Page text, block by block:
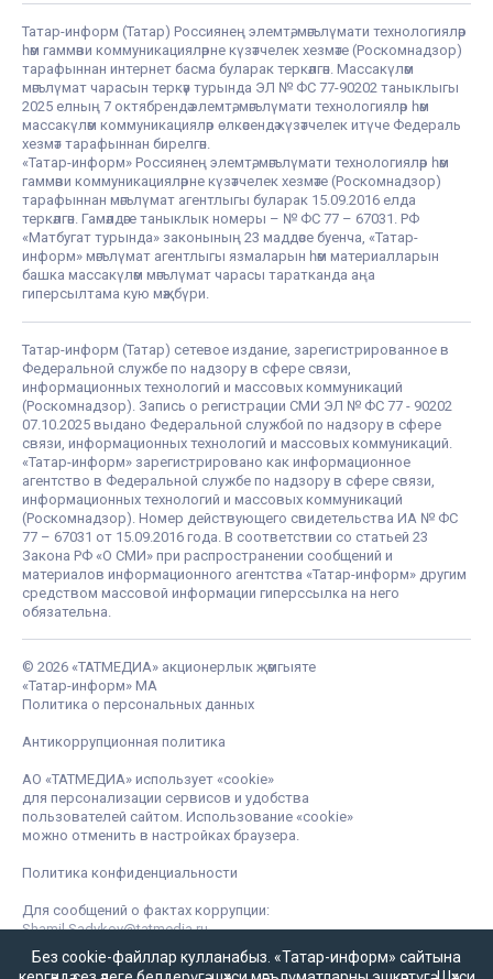
Татар-информ (Татар) Россиянең элемтә, мәгълүмати технологияләр
һәм гаммәви коммуникацияләрне күзәтчелек хезмәте (Роскомнадзор)
тарафыннан интернет басма буларак теркәлгән. Массакүләм
мәгълүмат чарасын теркәү турында ЭЛ № ФС 77-90202 таныклыгы
2025 елның 7 октябрендә элемтә, мәгълүмати технологияләр һәм
массакүләм коммуникацияләр өлкәсендә күзәтчелек итүче Федераль
хезмәт тарафыннан бирелгән.
«Татар-информ» Россиянең элемтә, мәгълүмати технологияләр һәм
гаммәви коммуникацияләрне күзәтчелек хезмәте (Роскомнадзор)
тарафыннан мәгълүмат агентлыгы буларак 15.09.2016 елда
теркәлгән. Гамәлдәге таныклык номеры – № ФС 77 – 67031. РФ
«Матбугат турында» законының 23 маддәсе буенча, «Татар-
информ» мәгълүмат агентлыгы язмаларын һәм материалларын
башка массакүләм мәгълүмат чарасы таратканда аңа
гиперсылтама кую мәҗбүри.
Татар-информ (Татар) сетевое издание, зарегистрированное в
Федеральной службе по надзору в сфере связи,
информационных технологий и массовых коммуникаций
(Роскомнадзор). Запись о регистрации СМИ ЭЛ № ФС 77 - 90202
07.10.2025 выдано Федеральной службой по надзору в сфере
связи, информационных технологий и массовых коммуникаций.
«Татар-информ» зарегистрировано как информационное
агентство в Федеральной службе по надзору в сфере связи,
информационных технологий и массовых коммуникаций
(Роскомнадзор). Номер действующего свидетельства ИА № ФС
77 – 67031 от 15.09.2016 года. В соответствии со статьей 23
Закона РФ «О СМИ» при распространении сообщений и
материалов информационного агентства «Татар-информ» другим
средством массовой информации гиперссылка на него
обязательна.
© 2026 «ТАТМЕДИА» акционерлык җәмгыяте
«Татар-информ» МА
Политика о персональных данных
Антикоррупционная политика
АО «ТАТМЕДИА» использует «cookie»
для персонализации сервисов и удобства
пользователей сайтом. Использование «cookie»
можно отменить в настройках браузера.
Политика конфиденциальности
Для сообщений о фактах коррупции:
Shamil.Sadykov@tatmedia.ru
Без cookie-файллар кулланабыз. «Татар-информ» сайтына